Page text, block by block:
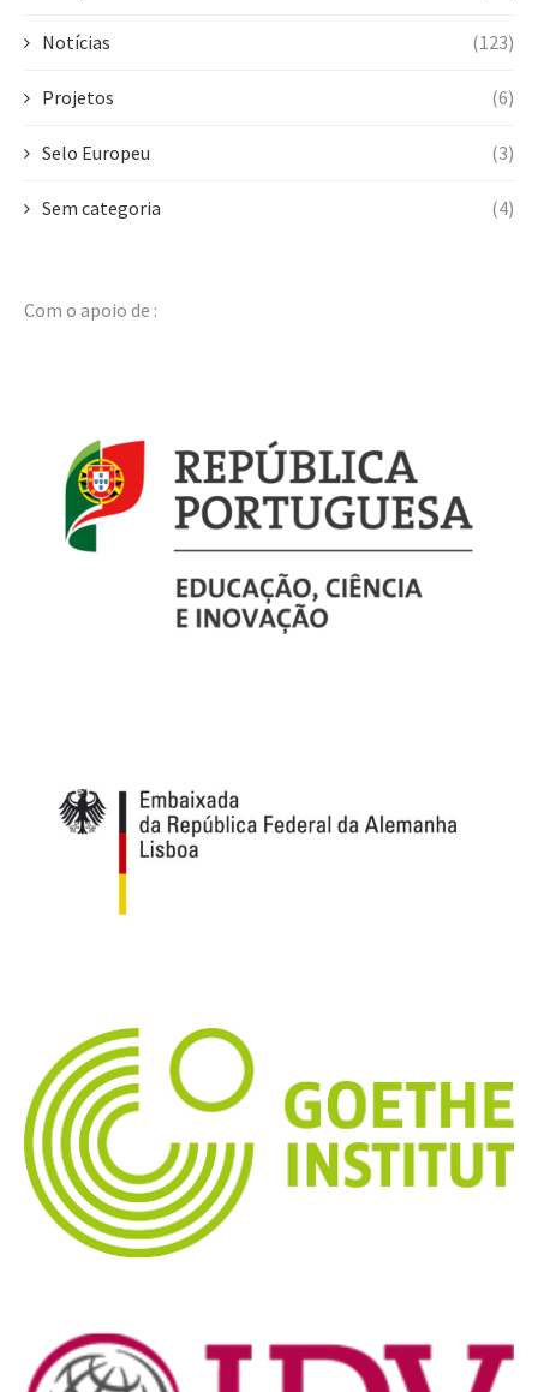
Notícias (123)
Projetos (6)
Selo Europeu (3)
Sem categoria (4)
Com o apoio de :